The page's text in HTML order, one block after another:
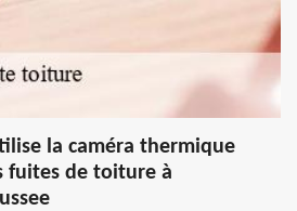
la caméra thermique
fuites de toiture à